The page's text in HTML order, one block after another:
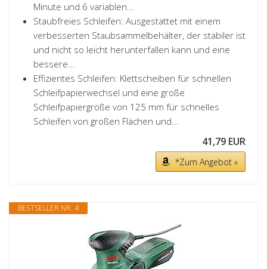
Minute und 6 variablen...
Staubfreies Schleifen: Ausgestattet mit einem
verbesserten Staubsammelbehälter, der stabiler ist
und nicht so leicht herunterfallen kann und eine
bessere...
Effizientes Schleifen: Klettscheiben für schnellen
Schleifpapierwechsel und eine große
Schleifpapiergröße von 125 mm für schnelles
Schleifen von großen Flächen und...
41,79 EUR
*Zum Angebot »
BESTSELLER NR. 4